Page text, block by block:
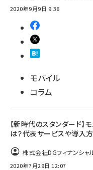
2020年9月9日 9:36
モバイル
コラム
【新時代のスタンダード】
は？代表サービスや導入
株式会社DGフィナンシャ
2020年7月29日 12:07